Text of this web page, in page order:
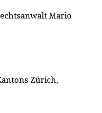
Mario
Zürich,